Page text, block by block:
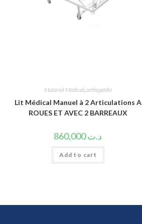
Matériel Médical,orthopédie
Lit Médical Manuel à 2 Articulations A
ROUES ET AVEC 2 BARREAUX
د.ت860,000
Add to cart